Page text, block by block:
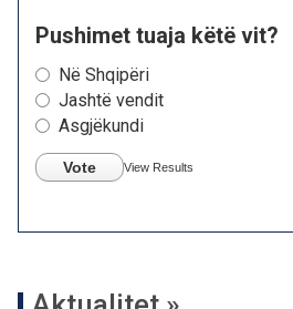
Pushimet tuaja këtë vit?
Në Shqipëri
Jashtë vendit
Asgjëkundi
Vote View Results